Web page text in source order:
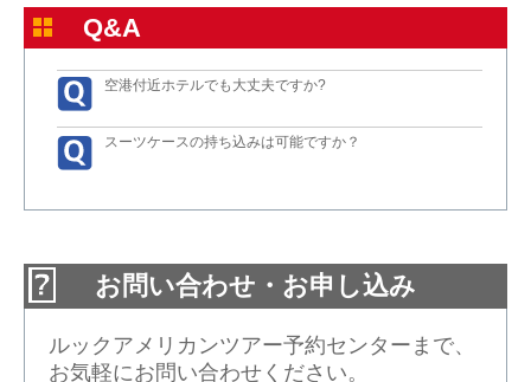
Q&A
空港付近ホテルでも大丈夫ですか?
スーツケースの持ち込みは可能ですか？
お問い合わせ・お申し込み
ルックアメリカンツアー予約センターまで、
お気軽にお問い合わせください。